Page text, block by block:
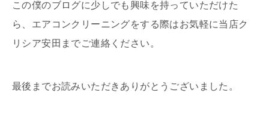
この僕のブログに少しでも興味を持っていただけた
ら、エアコンクリーニングをする際はお気軽に当店ク
リシア安田までご連絡ください。
最後までお読みいただきありがとうございました。